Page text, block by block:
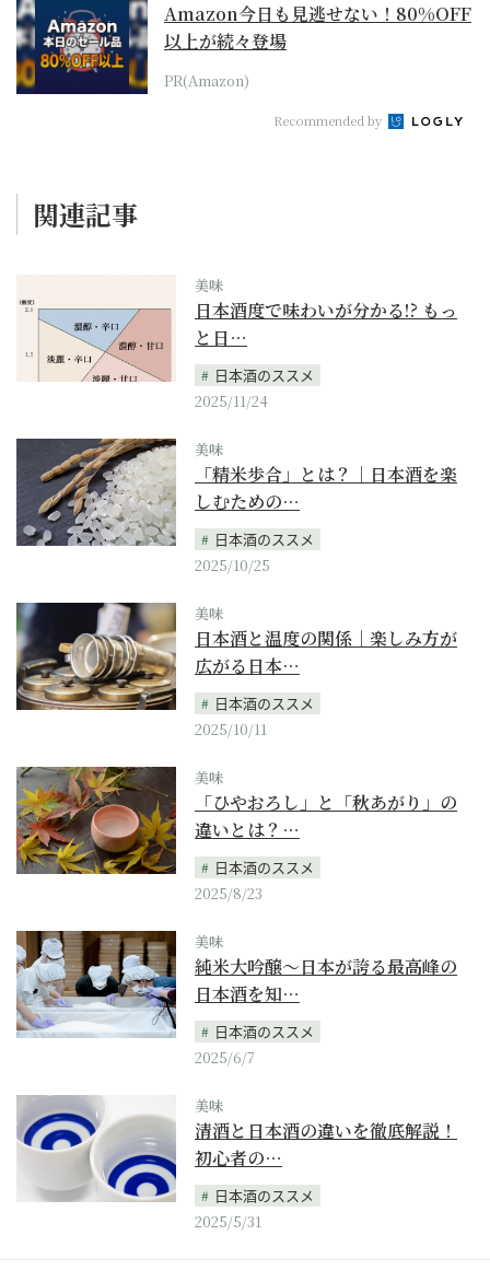
Amazon今日も見逃せない！80%OFF
以上が続々登場
PR(Amazon)
Recommended by
関連記事
美味
日本酒度で味わいが分かる!? もっ
と日…
日本酒のススメ
2025/11/24
美味
「精米歩合」とは？｜日本酒を楽
しむための…
日本酒のススメ
2025/10/25
美味
日本酒と温度の関係｜楽しみ方が
広がる日本…
日本酒のススメ
2025/10/11
美味
「ひやおろし」と「秋あがり」の
違いとは？…
日本酒のススメ
2025/8/23
美味
純米大吟醸〜日本が誇る最高峰の
日本酒を知…
日本酒のススメ
2025/6/7
美味
清酒と日本酒の違いを徹底解説！
初心者の…
日本酒のススメ
2025/5/31